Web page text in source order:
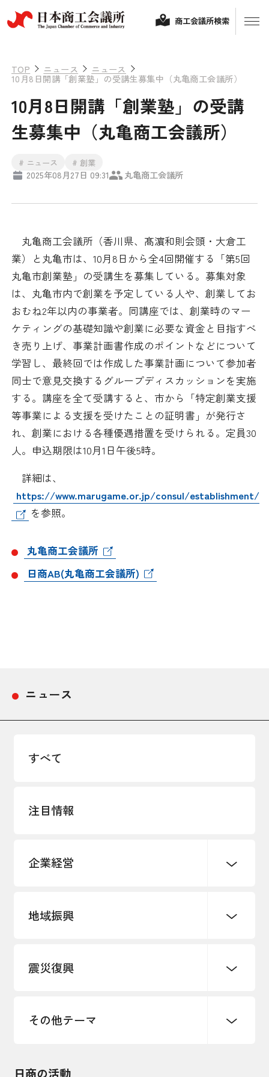
経営相談
保険・共済
検定試験
ビジネス交流
海外ビジネス・貿易証明
情報提供・広報
その他サービス
政策提言
調査・研究
日本商工会議所とは
組織概要
役員紹介
日商のあゆみ
委員会・専門委員会
青年部・女性会
採用情報
商工会議所検索
TOP ニュース ニュース
10月8日開講「創業塾」の受講生募集中（丸亀商工会議所）
10月8日開講「創業塾」の受講
生募集中（丸亀商工会議所）
# ニュース # 創業
2025年08月27日 09:31 丸亀商工会議所
丸亀商工会議所（香川県、髙濵和則会頭・大倉工
業）と丸亀市は、10月8日から全4回開催する「第5回
丸亀市創業塾」の受講生を募集している。募集対象
は、丸亀市内で創業を予定している人や、創業してお
おむね2年以内の事業者。同講座では、創業時のマー
ケティングの基礎知識や創業に必要な資金と目指すべ
き売り上げ、事業計画書作成のポイントなどについて
学習し、最終回では作成した事業計画について参加者
同士で意見交換するグループディスカッションを実施
する。講座を全て受講すると、市から「特定創業支援
等事業による支援を受けたことの証明書」が発行さ
れ、創業における各種優遇措置を受けられる。定員30
人。申込期限は10月1日午後5時。
詳細は、
https://www.marugame.or.jp/consul/establishment/
を参照。
丸亀商工会議所
日商AB(丸亀商工会議所)
ニュース
すべて
注目情報
企業経営
創業
事業承継・引継ぎ支援
雇用・労働・人材確保
地域振興
まちづくり
震災復興
令和６年能登半島地震関連
その他テーマ
日商の活動